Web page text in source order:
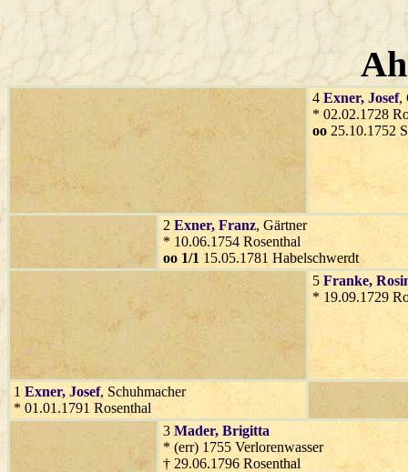
4 Exner, Josef,
* 02.02.1728
oo 25.10.1752
2 Exner, Franz, Gärtner
* 10.06.1754 Rosenthal
oo 1/1 15.05.1781 Habelschwerdt
5 Franke,
* 19.09.1729
1 Exner, Josef, Schuhmacher
* 01.01.1791 Rosenthal
3 Mader, Brigitta
* (err) 1755 Verlorenwasser
† 29.06.1796 Rosenthal